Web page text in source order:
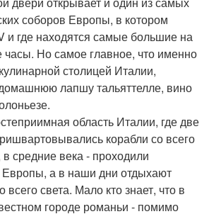
соборов Европы, в котором
и где находятся самые большие на
часы. Но самое главное, что именно
столицей Италии,
лапшу тальяттелле, вино
область Италии, где две
корабли со всего
средние века - проходили
Европы, а в наши дни отдыхают
света. Мало кто знает, что в
городе романьи - помимо